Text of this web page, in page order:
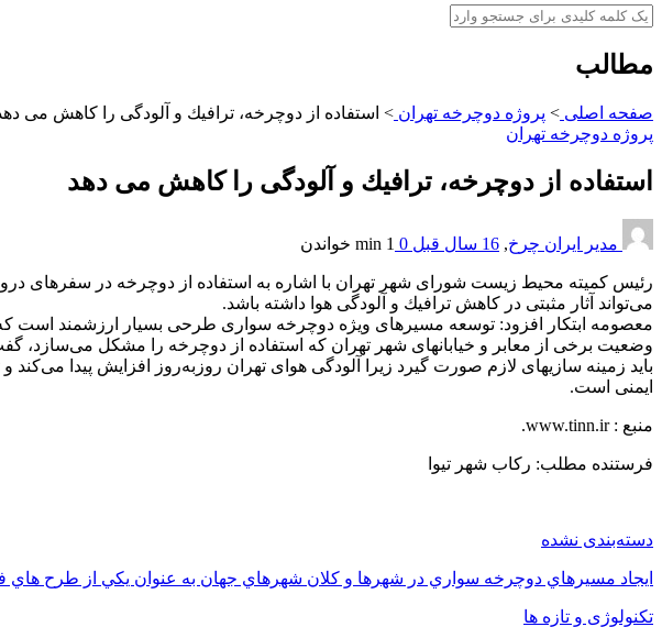
مطالب
صفحه اصلی > پروژه دوچرخه تهران > استفاده از دوچرخه، ترافيك و آلودگی را كاهش می
پروژه دوچرخه تهران
استفاده از دوچرخه، ترافيك و آلودگی را كاهش می دهد
مدیر ایران چرخ, 16 سال قبل 0
1 min خواندن
می‌تواند آثار مثبتی در كاهش ترافیك و آلودگی هوا داشته باشد.
معصومه ابتكار افزود: توسعه مسیرهای ویژه دوچرخه سواری طرحی بسیار ارزشمند است كه
وضعیت برخی از معابر و خیابانهای شهر تهران كه استفاده از دوچرخه را مشكل می‌سازد، گفت:
باید زمینه سازیهای لازم صورت گیرد زیرا آلودگی هوای تهران روز‌به‌روز افزایش پیدا
ایمنی است.
منبع : www.tinn.ir.
فرستنده مطلب: رکاب شهر تیوا
دسته‌بندی نشده
ايجاد مسيرهاي دوچرخه سواري در شهرها و کلان شهرهاي جهان به عنوان يکي از طرح هاي
تکنولوژی و تازه ها